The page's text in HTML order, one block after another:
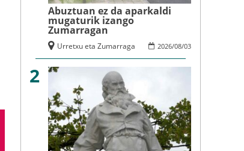
Abuztuan ez da aparkaldi
mugaturik izango
Zumarragan
2026/08/03
Urretxu eta Zumarraga
2